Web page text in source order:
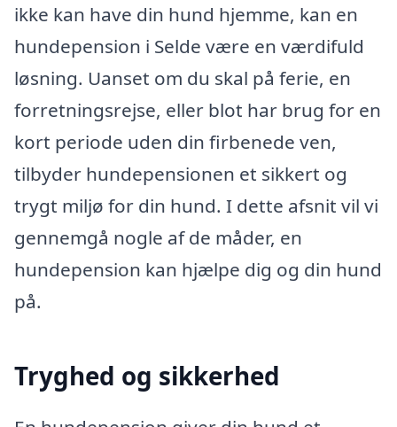
ikke kan have din hund hjemme, kan en
hundepension i Selde være en værdifuld
løsning. Uanset om du skal på ferie, en
forretningsrejse, eller blot har brug for en
kort periode uden din firbenede ven,
tilbyder hundepensionen et sikkert og
trygt miljø for din hund. I dette afsnit vil vi
gennemgå nogle af de måder, en
hundepension kan hjælpe dig og din hund
på.
Tryghed og sikkerhed